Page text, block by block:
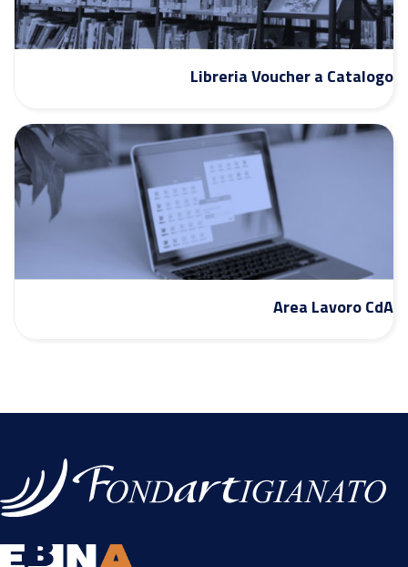
Libreria Voucher a Catalogo
Area Lavoro CdA